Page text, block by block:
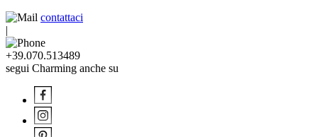
contattaci
|
+39.070.513489
segui Charming anche su